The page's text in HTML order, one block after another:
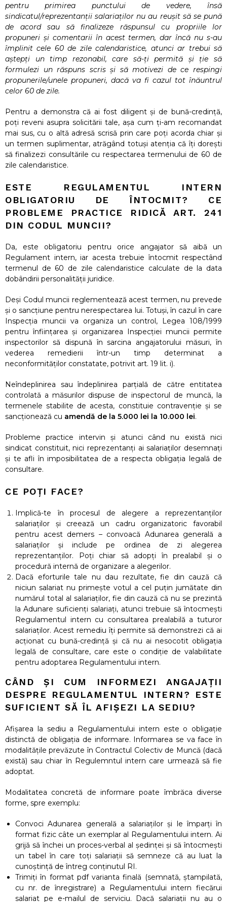
pentru primirea punctului de vedere, însă
sindicatul/reprezentanții salariaților nu au reușit să se pună
de acord sau să finalizeze răspunsul cu propriile lor
propuneri și comentarii în acest termen, dar încă nu s-au
împlinit cele 60 de zile calendaristice, atunci ar trebui să
aștepți un timp rezonabil, care să-ți permită și ție să
formulezi un răspuns scris și să motivezi de ce respingi
propunerile/unele propuneri, dacă va fi cazul tot înăuntrul
celor 60 de zile.
Pentru a demonstra că ai fost diligent și de bună-credință,
poți reveni asupra solicitării tale, așa cum ți-am recomandat
mai sus, cu o altă adresă scrisă prin care poți acorda chiar și
un termen suplimentar, atrăgând totuși atenția că îți dorești
să finalizezi consultările cu respectarea termenului de 60 de
zile calendaristice.
ESTE REGULAMENTUL INTERN
OBLIGATORIU DE ÎNTOCMIT? CE
PROBLEME PRACTICE RIDICĂ ART. 241
DIN CODUL MUNCII?
Da, este obligatoriu pentru orice angajator să aibă un
Regulament intern, iar acesta trebuie întocmit respectând
termenul de 60 de zile calendaristice calculate de la data
dobândirii personalității juridice.
Deși Codul muncii reglementează acest termen, nu prevede
și o sancțiune pentru nerespectarea lui. Totuși, în cazul în care
Inspecția muncii va organiza un control, Legea 108/1999
pentru înființarea și organizarea Inspecției muncii permite
inspectorilor să dispună în sarcina angajatorului măsuri, în
vederea remedierii într-un timp determinat a
neconformităților constatate, potrivit art. 19 lit. i).
Neîndeplinirea sau îndeplinirea parțială de către entitatea
controlată a măsurilor dispuse de inspectorul de muncă, la
termenele stabilite de acesta, constituie contravenție și se
sancționează cu amendă de la 5.000 lei la 10.000 lei.
Probleme practice intervin și atunci când nu există nici
sindicat constituit, nici reprezentanți ai salariaților desemnați
și te afli în imposibilitatea de a respecta obligația legală de
consultare.
CE POȚI FACE?
Implică-te în procesul de alegere a reprezentanților
salariaților și creează un cadru organizatoric favorabil
pentru acest demers – convoacă Adunarea generală a
salariaților și include pe ordinea de zi alegerea
reprezentanților. Poți chiar să adopți în prealabil și o
procedură internă de organizare a alegerilor.
Dacă eforturile tale nu dau rezultate, fie din cauză că
niciun salariat nu primește votul a cel puțin jumătate din
numărul total al salariaților, fie din cauză că nu se prezintă
la Adunare suficienți salariați, atunci trebuie să întocmești
Regulamentul intern cu consultarea prealabilă a tuturor
salariaților. Acest remediu îți permite să demonstrezi că ai
acționat cu bună-credință și că nu ai nesocotit obligația
legală de consultare, care este o condiție de valabilitate
pentru adoptarea Regulamentului intern.
CÂND ȘI CUM INFORMEZI ANGAJAȚII
DESPRE REGULAMENTUL INTERN? ESTE
SUFICIENT SĂ ÎL AFIȘEZI LA SEDIU?
Afișarea la sediu a Regulamentului intern este o obligație
distinctă de obligația de informare. Informarea se va face în
modalitățile prevăzute în Contractul Colectiv de Muncă (dacă
există) sau chiar în Regulemntul intern care urmează să fie
adoptat.
Modalitatea concretă de informare poate îmbrăca diverse
forme, spre exemplu:
Convoci Adunarea generală a salariaților și le împarți în
format fizic câte un exemplar al Regulamentului intern. Ai
grijă să închei un proces-verbal al ședinței și să întocmești
un tabel în care toți salariații să semneze că au luat la
cunoștință de întreg conținutul RI.
Trimiți în format pdf varianta finală (semnată, ștampilată,
cu nr. de înregistrare) a Regulamentului intern fiecărui
salariat pe e-mailul de serviciu. Dacă salariații nu au o